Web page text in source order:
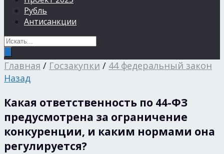
Рубль
Антисанкции
Главная / Госзакупки / 44 федеральный закон
Назад
Какая ответственность по 44-ФЗ
предусмотрена за ограничение
конкуренции, и каким нормами она
регулируется?